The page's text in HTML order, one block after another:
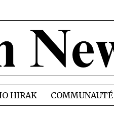
HIRAK COMMUNAUTÉ